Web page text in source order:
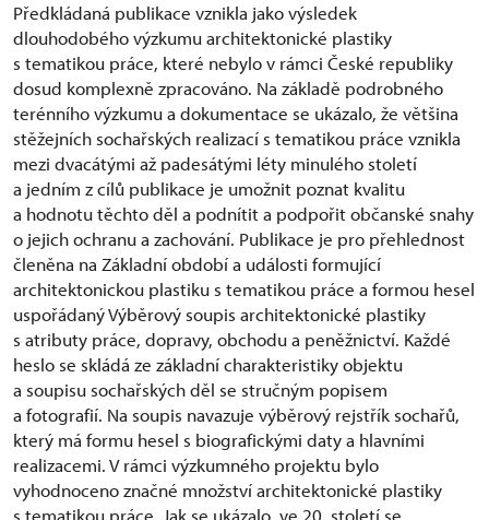
Předkládaná publikace vznikla jako výsledek
dlouhodobého výzkumu architektonické plastiky
s tematikou práce, které nebylo v rámci České republiky
dosud komplexně zpracováno. Na základě podrobného
terénního výzkumu a dokumentace se ukázalo, že většina
stěžejních sochařských realizací s tematikou práce vznikla
mezi dvacátými až padesátými léty minulého století
a jedním z cílů publikace je umožnit poznat kvalitu
a hodnotu těchto děl a podnítit a podpořit občanské snahy
o jejich ochranu a zachování. Publikace je pro přehlednost
členěna na Základní období a události formující
architektonickou plastiku s tematikou práce a formou hesel
uspořádaný Výběrový soupis architektonické plastiky
s atributy práce, dopravy, obchodu a peněžnictví. Každé
heslo se skládá ze základní charakteristiky objektu
a soupisu sochařských děl se stručným popisem
a fotografií. Na soupis navazuje výběrový rejstřík sochařů,
který má formu hesel s biografickými daty a hlavními
realizacemi. V rámci výzkumného projektu bylo
vyhodnoceno značné množství architektonické plastiky